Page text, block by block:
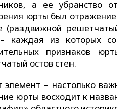
а ее убранство
юрты был
(раздвижной
– каждая из которых
признаков
остов стен.
элемент – настолько
юрты восходит к